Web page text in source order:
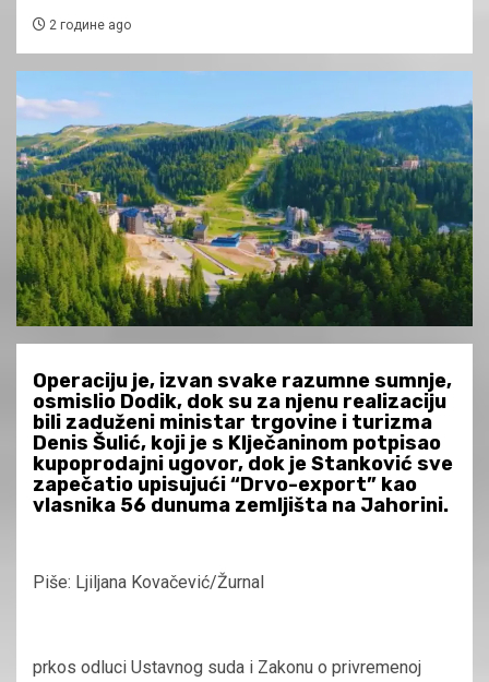
2 године ago
Operaciju je, izvan svake razumne sumnje,
osmislio Dodik, dok su za njenu realizaciju
bili zaduženi ministar trgovine i turizma
Denis Šulić, koji je s Klječaninom potpisao
kupoprodajni ugovor, dok je Stanković sve
zapečatio upisujući “Drvo-export” kao
vlasnika 56 dunuma zemljišta na Jahorini.
Piše: Ljiljana Kovačević/Žurnal
prkos odluci Ustavnog suda i Zakonu o privremenoj